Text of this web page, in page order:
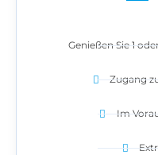
Genießen Sie 1
Zugang
Im